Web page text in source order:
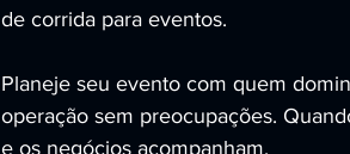
de corrida para eventos.
Planeje seu evento com quem
operação sem preocupações.
e os negócios acompanham.